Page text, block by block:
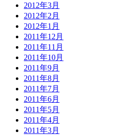
2012年3月
2012年2月
2012年1月
2011年12月
2011年11月
2011年10月
2011年9月
2011年8月
2011年7月
2011年6月
2011年5月
2011年4月
2011年3月